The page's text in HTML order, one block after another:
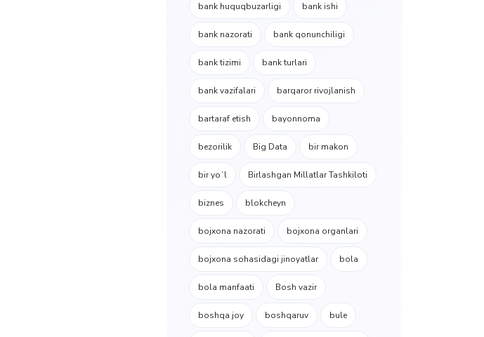
bank huquqbuzarligi bank ishi
bank nazorati bank qonunchiligi
bank tizimi bank turlari
bank vazifalari barqaror rivojlanish
bartaraf etish bayonnoma
bezorilik Big Data bir makon
bir yoʻl Birlashgan Millatlar Tashkiloti
biznes blokcheyn
bojxona nazorati bojxona organlari
bojxona sohasidagi jinoyatlar bola
bola manfaati Bosh vazir
boshqa joy boshqaruv bule